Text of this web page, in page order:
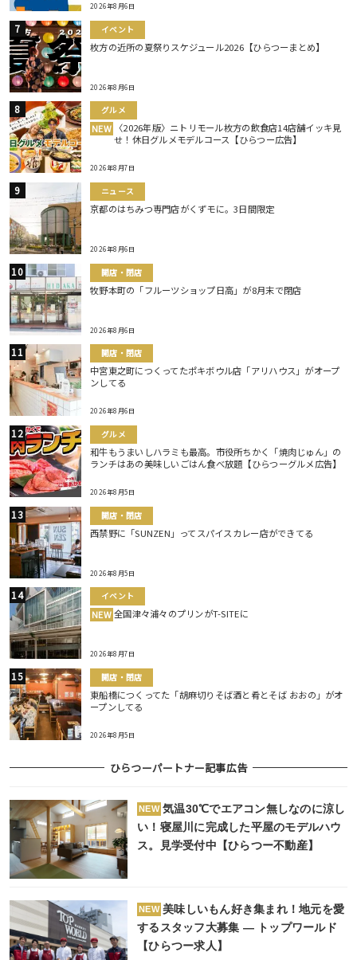
2026年8月6日
イベント
枚方の近所の夏祭りスケジュール2026【ひらつーまとめ】
2026年8月6日
グルメ
NEW 〈2026年版〉ニトリモール枚方の飲食店14店舗イッキ見
せ！休日グルメモデルコース【ひらつー広告】
2026年8月7日
ニュース
京都のはちみつ専門店がくずモに。3日間限定
2026年8月6日
開店・閉店
牧野本町の「フルーツショップ日高」が8月末で閉店
2026年8月6日
開店・閉店
中宮東之町につくってたポキボウル店「アリハウス」がオープ
ンしてる
2026年8月6日
グルメ
和牛もうまいしハラミも最高。市役所ちかく「焼肉じゅん」の
ランチはあの美味しいごはん食べ放題【ひらつーグルメ広告】
2026年8月5日
開店・閉店
西禁野に「SUNZEN」ってスパイスカレー店ができてる
2026年8月5日
イベント
NEW 全国津々浦々のプリンがT-SITEに
2026年8月7日
開店・閉店
東船橋につくってた「胡麻切りそば酒と肴とそば おおの」がオ
ープンしてる
2026年8月5日
ひらつーパートナー記事広告
NEW 気温30℃でエアコン無しなのに涼し
い！寝屋川に完成した平屋のモデルハウ
ス。見学受付中【ひらつー不動産】
NEW 美味しいもん好き集まれ！地元を愛
するスタッフ大募集 ― トップワールド
【ひらつー求人】